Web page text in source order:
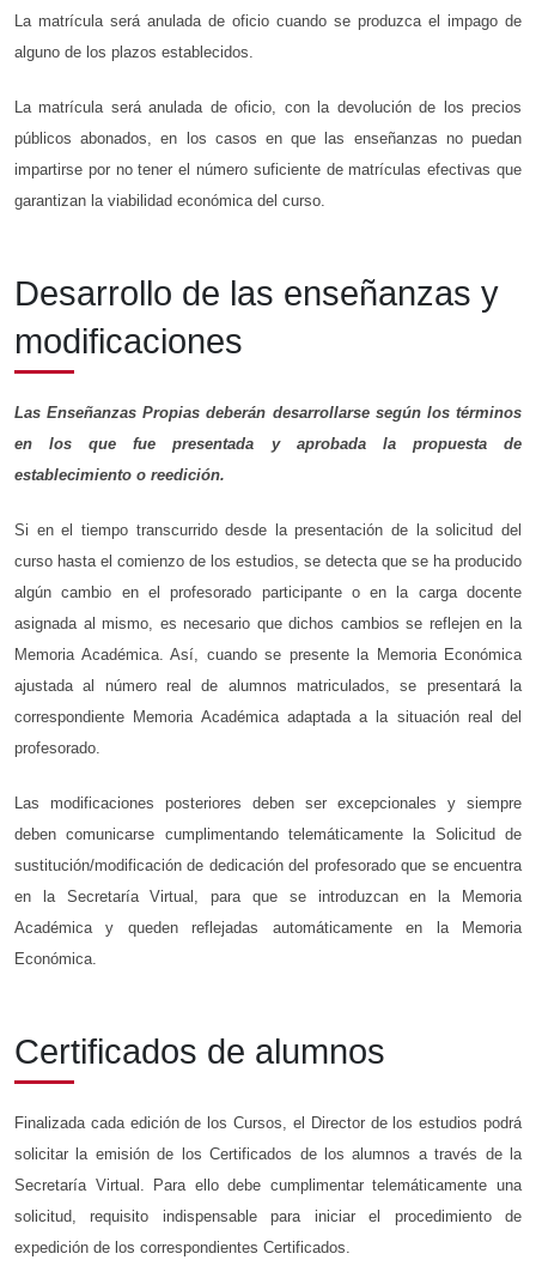
La matrícula será anulada de oficio cuando se produzca el impago de
alguno de los plazos establecidos.
La matrícula será anulada de oficio, con la devolución de los precios
públicos abonados, en los casos en que las enseñanzas no puedan
impartirse por no tener el número suficiente de matrículas efectivas que
garantizan la viabilidad económica del curso.
Desarrollo de las enseñanzas y
modificaciones
Las Enseñanzas Propias deberán desarrollarse según los términos
en los que fue presentada y aprobada la propuesta de
establecimiento o reedición.
Si en el tiempo transcurrido desde la presentación de la solicitud del
curso hasta el comienzo de los estudios, se detecta que se ha producido
algún cambio en el profesorado participante o en la carga docente
asignada al mismo, es necesario que dichos cambios se reflejen en la
Memoria Académica. Así, cuando se presente la Memoria Económica
ajustada al número real de alumnos matriculados, se presentará la
correspondiente Memoria Académica adaptada a la situación real del
profesorado.
Las modificaciones posteriores deben ser excepcionales y siempre
deben comunicarse cumplimentando telemáticamente la Solicitud de
sustitución/modificación de dedicación del profesorado que se encuentra
en la Secretaría Virtual, para que se introduzcan en la Memoria
Académica y queden reflejadas automáticamente en la Memoria
Económica.
Certificados de alumnos
Finalizada cada edición de los Cursos, el Director de los estudios podrá
solicitar la emisión de los Certificados de los alumnos a través de la
Secretaría Virtual. Para ello debe cumplimentar telemáticamente una
solicitud, requisito indispensable para iniciar el procedimiento de
expedición de los correspondientes Certificados.